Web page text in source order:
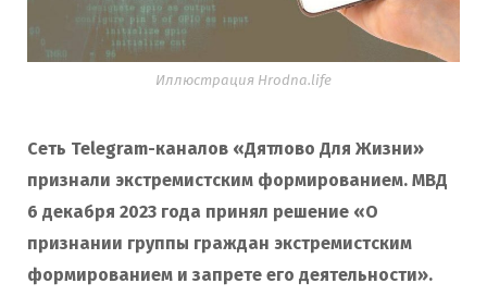
Иллюстрация Hrodna.life
Сеть Telegram-каналов «Дятлово Для Жизни»
признали экстремистским формированием. МВД
6 декабря 2023 года принял решение «О
признании группы граждан экстремистским
формированием и запрете его деятельности».